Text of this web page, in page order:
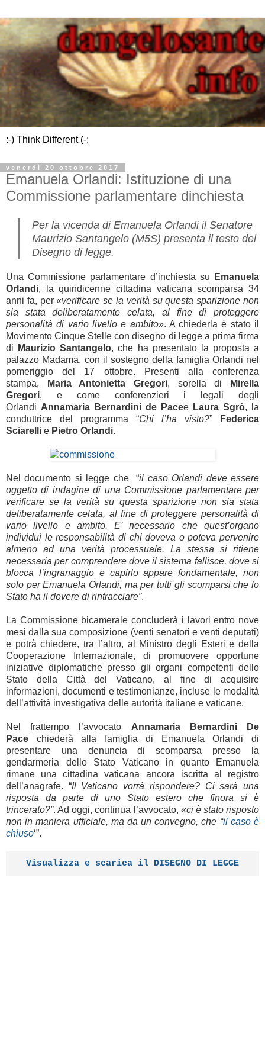
:-) Think Different (-:
venerdì 20 ottobre 2017
Emanuela Orlandi: Istituzione di una
Commissione parlamentare dinchiesta
Per la vicenda di Emanuela Orlandi il Senatore
Maurizio Santangelo (M5S) presenta il testo del
Disegno di legge.
Una Commissione parlamentare d’inchiesta su
Emanuela
Orlandi, la quindicenne cittadina vaticana scomparsa 34
anni fa, per «verificare se la verità su questa sparizione non
sia stata deliberatamente celata, al fine di proteggere
personalità di vario livello e ambito». A chiederla è stato il
Movimento Cinque Stelle con disegno di legge a prima firma
di
Maurizio Santangelo, che ha presentato la proposta a
palazzo Madama, con il sostegno della famiglia Orlandi nel
pomeriggio del 17 ottobre. Presenti alla conferenza
stampa,
Maria Antonietta Gregori, sorella di
Mirella
Gregori, e come conferenzieri i legali degli
Orlandi Annamaria Bernardini de Pacee Laura Sgrò, la
conduttrice del programma “Chi l’ha visto?”
Federica
Sciarelli e Pietro Orlandi.
Nel documento si legge che “il caso Orlandi deve essere
oggetto di indagine di una Commissione parlamentare per
verificare se la verità su questa sparizione non sia stata
deliberatamente celata, al fine di proteggere personalità di
vario livello e ambito. E’ necessario che quest’organo
individui le responsabilità di chi doveva o poteva pervenire
almeno ad una verità processuale. La stessa si ritiene
necessaria per comprendere dove il sistema fallisce, dove si
blocca l’ingranaggio e capirlo appare fondamentale, non
solo per Emanuela Orlandi, ma per tutti gli scomparsi che lo
Stato ha il dovere di rintracciare”.
La Commissione bicamerale concluderà i lavori entro nove
mesi dalla sua composizione (venti senatori e venti deputati)
e potrà chiedere, tra l’altro, al Ministro degli Esteri e della
Cooperazione Internazionale, di promuovere opportune
iniziative diplomatiche presso gli organi competenti dello
Stato della Città del Vaticano, al fine di acquisire
informazioni, documenti e testimonianze, incluse le modalità
dell’attività investigativa delle autorità italiane e vaticane.
Nel frattempo l’avvocato Annamaria Bernardini De
Pace chiederà alla famiglia di Emanuela Orlandi di
presentare una denuncia di scomparsa presso la
gendarmeria dello Stato Vaticano in quanto Emanuela
rimane una cittadina vaticana ancora iscritta al registro
dell’anagrafe. “Il Vaticano vorrà rispondere? Ci sarà una
risposta da parte di uno Stato estero che finora si è
trincerato?”. Ad oggi, continua l’avvocato, «ci è stato risposto
non in maniera ufficiale, ma da un convegno, che “il caso è
chiuso‘”.
Visualizza e scarica il DISEGNO DI LEGGE